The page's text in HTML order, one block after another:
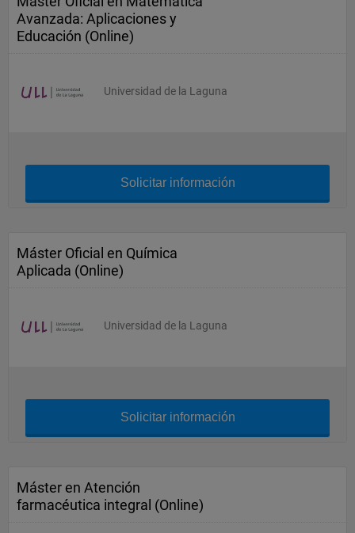
Avanzada: Aplicaciones y
Educación (Online)
Universidad de la Laguna
Solicitar información
Máster Oficial en Química
Aplicada (Online)
Universidad de la Laguna
Solicitar información
Máster en Atención
farmacéutica integral (Online)